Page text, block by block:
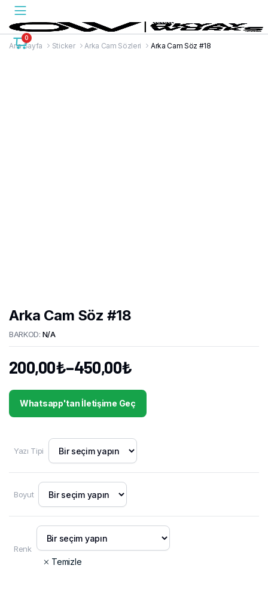
0
Ana Sayfa Sticker Arka Cam Sözleri Arka Cam Söz #18
Arka Cam Söz #18
BARKOD: N/A
200,00₺–450,00₺
aralığı:
200,00₺
450,00₺
Whatsapp'tan İletişime Geç
Yazı Tipi
Boyut
Renk
Temizle